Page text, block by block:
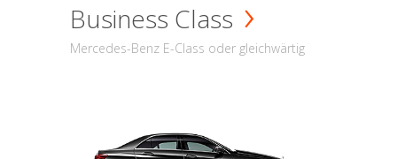
Business Class
Mercedes-Benz E-Class oder gleichwärtig